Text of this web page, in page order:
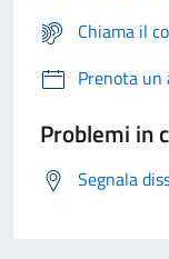
Chiama il
Prenota
Problemi in
Segnala